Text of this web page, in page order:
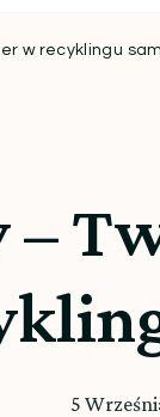
w recyklingu
–
5